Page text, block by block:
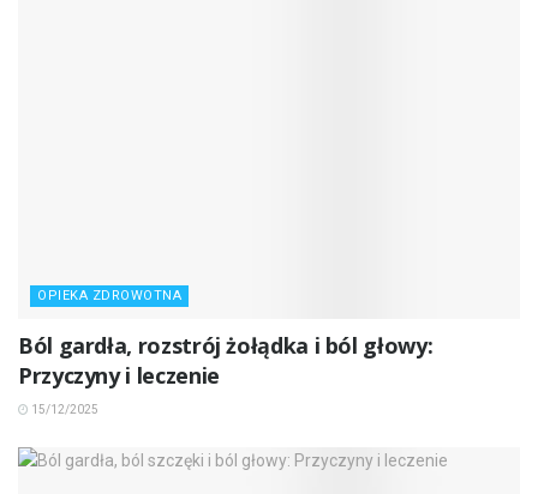
OPIEKA ZDROWOTNA
Ból gardła, rozstrój żołądka i ból głowy:
Przyczyny i leczenie
15/12/2025